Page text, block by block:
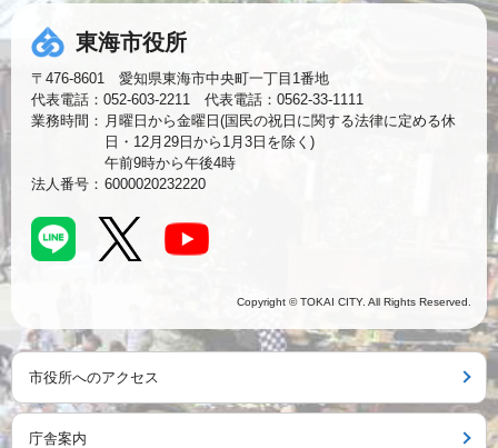
東海市役所
〒476-8601 愛知県東海市中央町一丁目1番地
代表電話：052-603-2211 代表電話：0562-33-1111
業務時間： 月曜日から金曜日(国民の祝日に関する法律に定める休
日・12月29日から1月3日を除く)
午前9時から午後4時
法人番号： 6000020232220
Copyright © TOKAI CITY. All Rights Reserved.
市役所へのアクセス
庁舎案内